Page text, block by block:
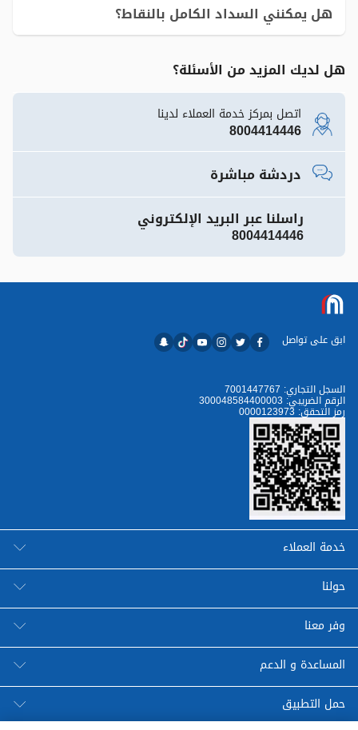
هل يمكنني السداد الكامل بالنقاط؟
هل لديك المزيد من الأسئلة؟
اتصل بمركز خدمة العملاء لدينا
8004414446
دردشة مباشرة
راسلنا عبر البريد الإلكتروني
8004414446
ابق على تواصل
7001447767 :السجل التجاري
300048584400003 :الرقم الضريبي
رمز التحقق: 0000123973
خدمة العملاء
حولنا
وفر معنا
المساعدة و الدعم
حمل التطبيق